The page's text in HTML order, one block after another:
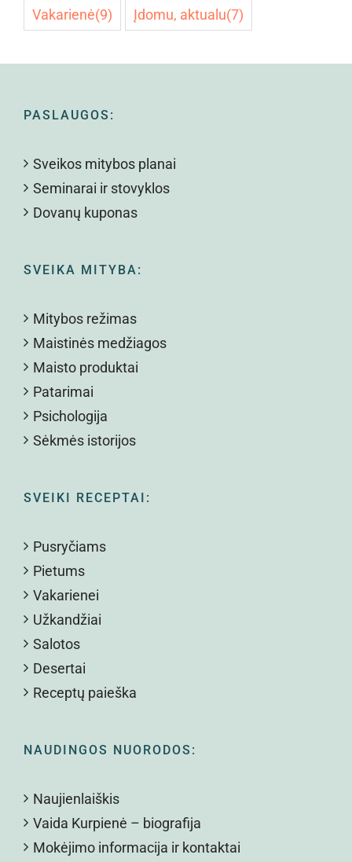
Vakarienė(9) Įdomu, aktualu(7)
PASLAUGOS:
Sveikos mitybos planai
Seminarai ir stovyklos
Dovanų kuponas
SVEIKA MITYBA:
Mitybos režimas
Maistinės medžiagos
Maisto produktai
Patarimai
Psichologija
Sėkmės istorijos
SVEIKI RECEPTAI:
Pusryčiams
Pietums
Vakarienei
Užkandžiai
Salotos
Desertai
Receptų paieška
NAUDINGOS NUORODOS:
Naujienlaiškis
Vaida Kurpienė – biografija
Mokėjimo informacija ir kontaktai